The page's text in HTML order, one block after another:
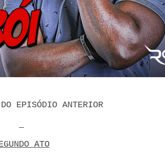
DO EPISÓDIO ANTERIOR
ATO